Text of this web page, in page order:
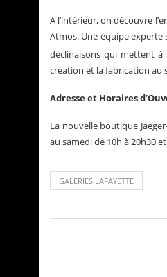
A l’intérieur, on découvre
Atmos. Une équipe experte
déclinaisons qui mettent à
création et la fabrication au
Adresse et Horaires
La nouvelle boutique
au samedi de 10h à 20h30
GALERIES LAFAYETTE